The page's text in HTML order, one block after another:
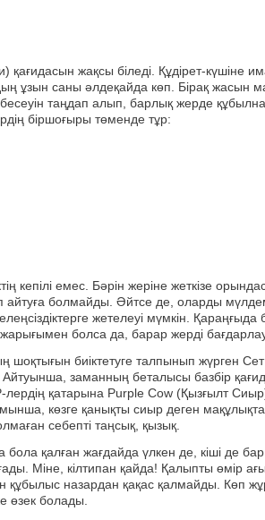
қағидасын жақсы біледі. Құдірет-күшіне
ұзын саны әлдеқайда көп. Бірақ жасын
таңдап алып, барлық жерде
біршоғыры төменде тұр:
кепілі емес. Бәрін жеріне жеткізе
айтуға болмайды. Әйтсе де, оларды
жетелеуі мүмкін.
болса да, барар жерді
биіктетуге талпынып жүрген Cет
Айтуынша, заманның беталысы базбір
лердің қатарына Purple Cow (Қызғылт
көзге қанықты сиыр деген
себепті таңсық, қызық.
қалған жағдайда үлкен де, кіші де
Міне, кілтипан қайда! Қалыпты өмір
құбылыс назардан қақас қалмайды. Көп
өзек болады.